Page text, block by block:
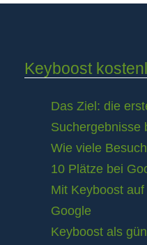
Keyboost
Das Ziel: die
Suchergebnisse
Wie viele
10 Plätze bei
Mit Keyboost
Google
Keyboost als